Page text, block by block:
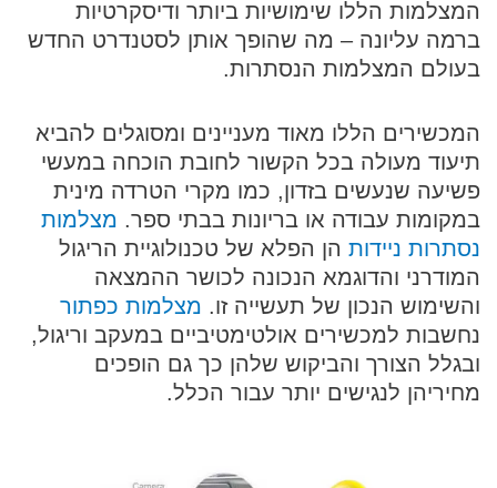
המצלמות הללו שימושיות ביותר ודיסקרטיות
ברמה עליונה – מה שהופך אותן לסטנדרט החדש
בעולם המצלמות הנסתרות.
המכשירים הללו מאוד מעניינים ומסוגלים להביא
תיעוד מעולה בכל הקשור לחובת הוכחה במעשי
פשיעה שנעשים בזדון, כמו מקרי הטרדה מינית
במקומות עבודה או בריונות בבתי ספר. מצלמות
נסתרות ניידות הן הפלא של טכנולוגיית הריגול
המודרני והדוגמא הנכונה לכושר ההמצאה
והשימוש הנכון של תעשייה זו. מצלמות כפתור
נחשבות למכשירים אולטימטיביים במעקב וריגול,
ובגלל הצורך והביקוש שלהן כך גם הופכים
מחיריהן לנגישים יותר עבור הכלל.